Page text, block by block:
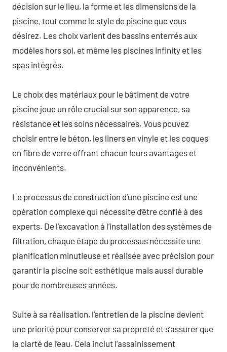
décision sur le lieu, la forme et les dimensions de la
piscine, tout comme le style de piscine que vous
désirez. Les choix varient des bassins enterrés aux
modèles hors sol, et même les piscines infinity et les
spas intégrés.
Le choix des matériaux pour le bâtiment de votre
piscine joue un rôle crucial sur son apparence, sa
résistance et les soins nécessaires. Vous pouvez
choisir entre le béton, les liners en vinyle et les coques
en fibre de verre offrant chacun leurs avantages et
inconvénients.
Le processus de construction d’une piscine est une
opération complexe qui nécessite d’être confié à des
experts. De l’excavation à l’installation des systèmes de
filtration, chaque étape du processus nécessite une
planification minutieuse et réalisée avec précision pour
garantir la piscine soit esthétique mais aussi durable
pour de nombreuses années.
Suite à sa réalisation, l’entretien de la piscine devient
une priorité pour conserver sa propreté et s’assurer que
la clarté de l’eau. Cela inclut l’assainissement